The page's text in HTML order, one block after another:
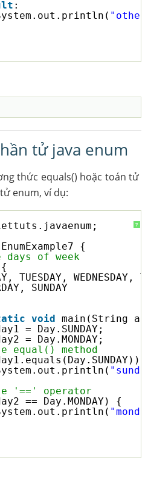
:
tử java enum
thức equals() hoặc toán tử
enum, ví dụ:
?
EnumExample7 {
of week
{
TUESDAY, WEDNESDAY,
SUNDAY
void
main(String
= Day.SUNDAY;
= Day.MONDAY;
equal() method
'==' operator
== Day.MONDAY) {